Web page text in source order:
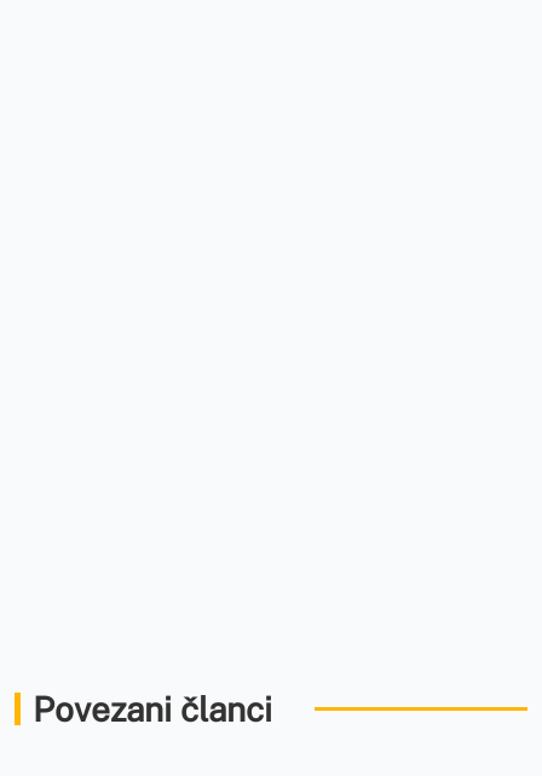
Povezani članci